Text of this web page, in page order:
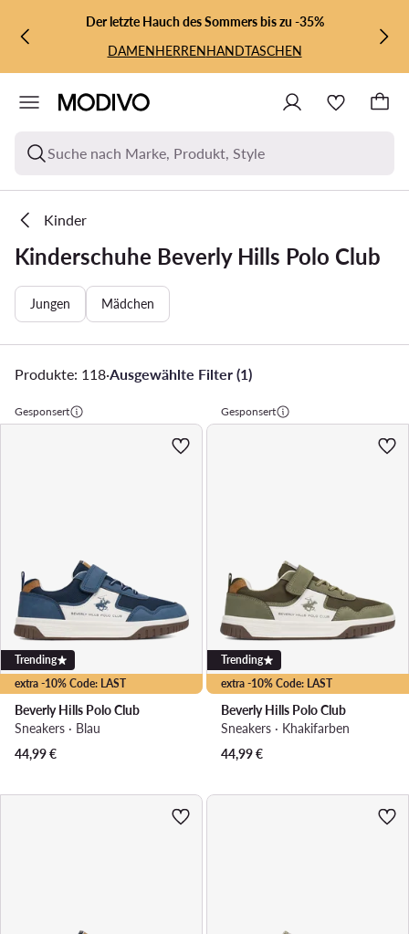
ZUM HAUPTINHALT SPRINGEN
ZUR SUCHEDer letzte Hauch des Sommers bis zu -35%
DAMENHERRENHANDTASCHEN
Suche nach Marke, Produkt, Style
Kinder
Kinderschuhe Beverly Hills Polo Club
Jungen Mädchen
Produkte: 118·Ausgewählte Filter (1)
Gesponsert
extra -10% Code: LAST
Trending
Beverly Hills Polo Club
Sneakers · Blau
44,99€
Gesponsert
extra -10% Code: LAST
Trending
Beverly Hills Polo Club
Sneakers · Khakifarben
44,99€